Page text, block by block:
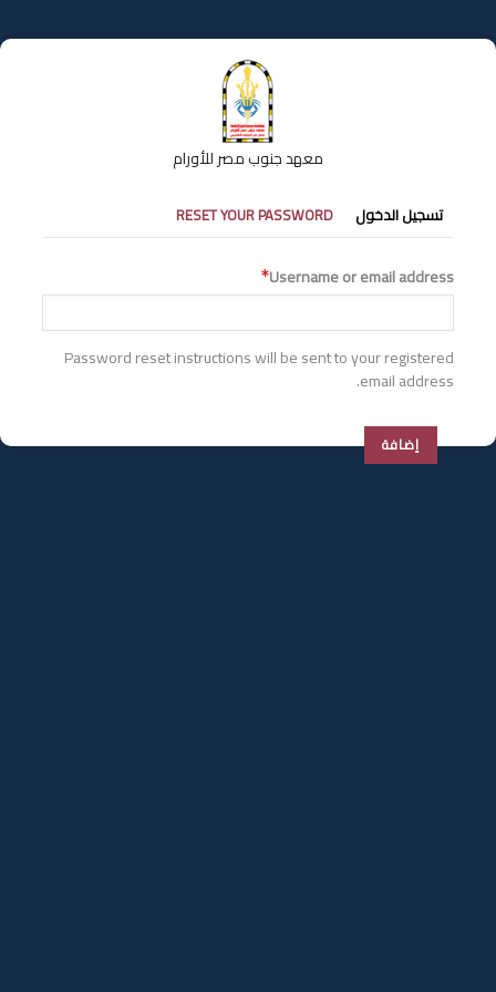
إلى
المحتوى
معهد جنوب مصر للأورام
التبويبات
الأساسية
تسجيل الدخول RESET YOUR PASSWORD
Username or email address
Password reset instructions will be sent to your registered
email address.